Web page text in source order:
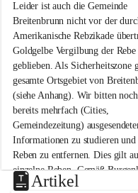
i
t
e
n
b
r
u
n
n
a
m
N
e
u
s
Leider ist auch die Gemeinde
Breitenbrunn nicht vor der
Amerikanische Rebzikade
Goldgelbe Vergilbung der
geblieben. Als Sicherheitszone
gesamte Ortsgebiet von
(siehe Anhang). Wir bitten
bereits mehrfach (Cities,
Gemeindezeitung)
Informationen zu studieren und
Reben zu entfernen. Dies gilt
einzelne Reben. Gemäß
Weinbaugesetz sind nicht
Artikel